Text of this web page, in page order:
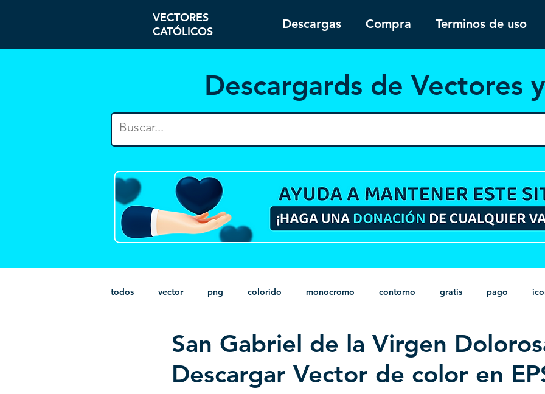
VECTORES
CATÓLICOS
Descargas Compra Terminos de uso
Descargards de Vectores
todos vector png colorido monocromo contorno gratis pago
estampado paquetes infantil HD sin fondo minimalista psd
San Gabriel de la Virgen
Descargar Vector de color en